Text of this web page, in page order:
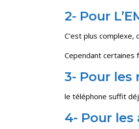
2- Pour
C’est plus
Cependant certaines
3- Pour
le téléphone suffit
4- Pour